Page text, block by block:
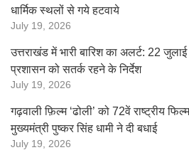
धार्मिक स्थलों से गये हटवाये
July 19, 2026
उत्तराखंड में भारी बारिश का अलर्ट: 22
प्रशासन को सतर्क रहने के निर्देश
July 19, 2026
गढ़वाली फ़िल्म ‘ढोली’ को 72वें राष्ट्रीय
मुख्यमंत्री पुष्कर सिंह धामी ने दी बधाई
July 19, 2026